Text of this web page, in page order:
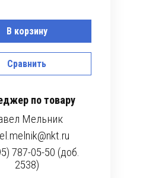
В корзину
Сравнить
по товару
Мельник
787-05-50 (доб.
2538)